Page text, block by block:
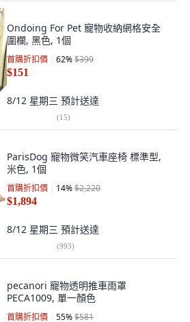
Ondoing For Pet 寵物收納網格安全
圍欄, 黑色, 1個
首購折扣價 62%$399
$151
8/12 星期三 預計送達
(15)
ParisDog 寵物微笑汽車座椅 標準型,
米色, 1個
首購折扣價 14%$2,220
$1,894
8/12 星期三 預計送達
(993)
pecanori 寵物透明推車雨罩
PECA1009, 單一顏色
首購折扣價 55%$581